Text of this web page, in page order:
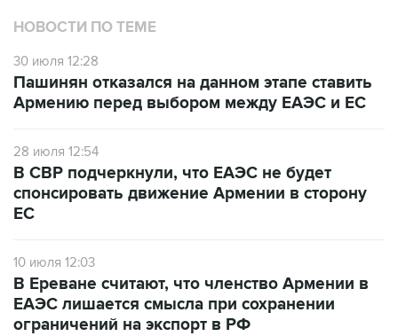
НОВОСТИ ПО ТЕМЕ
30 июля 12:28
Пашинян отказался на данном этапе ставить
Армению перед выбором между ЕАЭС и ЕС
28 июля 12:54
В СВР подчеркнули, что ЕАЭС не будет
спонсировать движение Армении в сторону
ЕС
10 июля 12:03
В Ереване считают, что членство Армении в
ЕАЭС лишается смысла при сохранении
ограничений на экспорт в РФ